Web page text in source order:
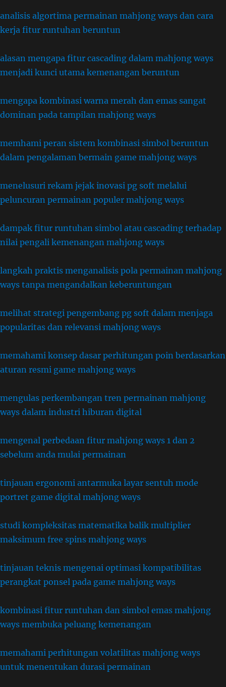
analisis algortima permainan mahjong ways dan cara
kerja fitur runtuhan beruntun
alasan mengapa fitur cascading dalam mahjong ways
menjadi kunci utama kemenangan beruntun
mengapa kombinasi warna merah dan emas sangat
dominan pada tampilan mahjong ways
memhami peran sistem kombinasi simbol beruntun
dalam pengalaman bermain game mahjong ways
menelusuri rekam jejak inovasi pg soft melalui
peluncuran permainan populer mahjong ways
dampak fitur runtuhan simbol atau cascading terhadap
nilai pengali kemenangan mahjong ways
langkah praktis menganalisis pola permainan mahjong
ways tanpa mengandalkan keberuntungan
melihat strategi pengembang pg soft dalam menjaga
popularitas dan relevansi mahjong ways
memahami konsep dasar perhitungan poin berdasarkan
aturan resmi game mahjong ways
mengulas perkembangan tren permainan mahjong
ways dalam industri hiburan digital
mengenal perbedaan fitur mahjong ways 1 dan 2
sebelum anda mulai permainan
tinjauan ergonomi antarmuka layar sentuh mode
portret game digital mahjong ways
studi kompleksitas matematika balik multiplier
maksimum free spins mahjong ways
tinjauan teknis mengenai optimasi kompatibilitas
perangkat ponsel pada game mahjong ways
kombinasi fitur runtuhan dan simbol emas mahjong
ways membuka peluang kemenangan
memahami perhitungan volatilitas mahjong ways
untuk menentukan durasi permainan